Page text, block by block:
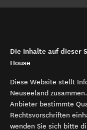
Die Inhalte auf dieser
House
Diese Website stellt
Neuseeland
Anbieter bestimmte
Rechtsvorschriften
wenden Sie sich bitte